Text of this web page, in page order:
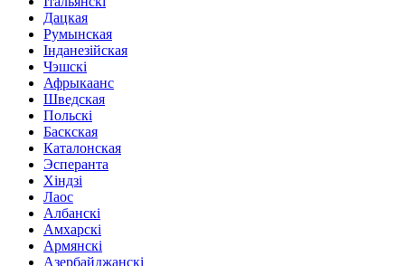
Дацкая
Румынская
Інданезійская
Чэшскі
Афрыкаанс
Шведская
Польскі
Баскская
Каталонская
Эсперанта
Хіндзі
Лаос
Албанскі
Амхарскі
Армянскі
Азербайджанскі